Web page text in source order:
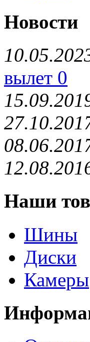
Новости
вылет 0
Наши
Шины
Диски
Камеры